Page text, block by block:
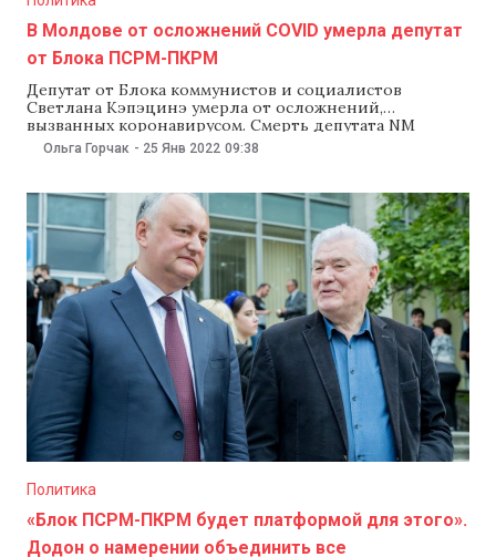
В Молдове от осложнений COVID умерла депутат
от Блока ПСРМ-ПКРМ
Депутат от Блока коммунистов и социалистов
Светлана Кэпэцинэ умерла от осложнений,
вызванных коронавирусом. Смерть депутата NM
подтвердили 25 января в пресс-службе парламента.
Как заявил депутат от партии «Действие и
близким Капэцинэ, депутат умерла от осложнений
коронавируса. позже о том, что Кэпэцинэ умерла от
осложнений ковида,
Ольга Горчак - 25 Янв 2022 09:38
Политика
«Блок ПСРМ-ПКРМ будет платформой для этого».
Додон о намерении объединить все